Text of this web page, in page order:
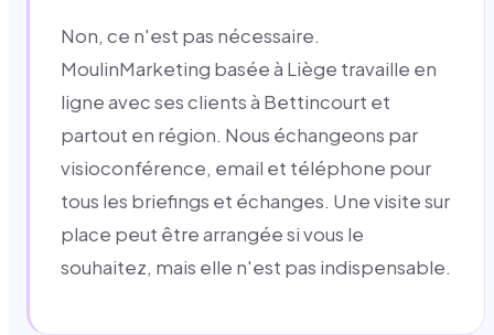
Non, ce n'est pas nécessaire.
MoulinMarketing basée à Liège travaille en
ligne avec ses clients à Bettincourt et
partout en région. Nous échangeons par
visioconférence, email et téléphone pour
tous les briefings et échanges. Une visite sur
place peut être arrangée si vous le
souhaitez, mais elle n'est pas indispensable.